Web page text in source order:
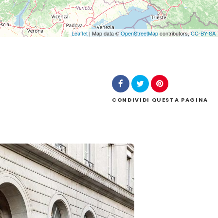
Leaflet | Map data ©OpenStreetMapcontributors,CC-BY-SA
CONDIVIDI QUESTA PAGINA